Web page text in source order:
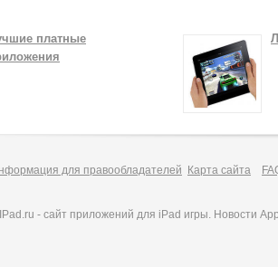
платные
для правообладателей Карта сайта
- сайт приложений для iPad игры. Новости